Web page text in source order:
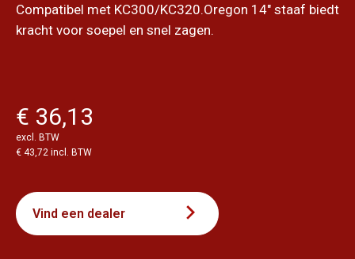
Compatibel met KC300/KC320.Oregon 14" staaf biedt
kracht voor soepel en snel zagen.
€ 36,13
excl. BTW
€ 43,72 incl. BTW
Vind een dealer